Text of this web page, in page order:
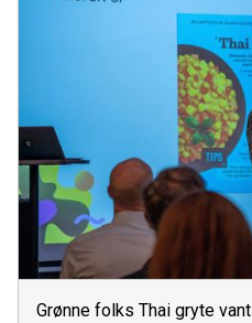
Grønne folks Thai gryte